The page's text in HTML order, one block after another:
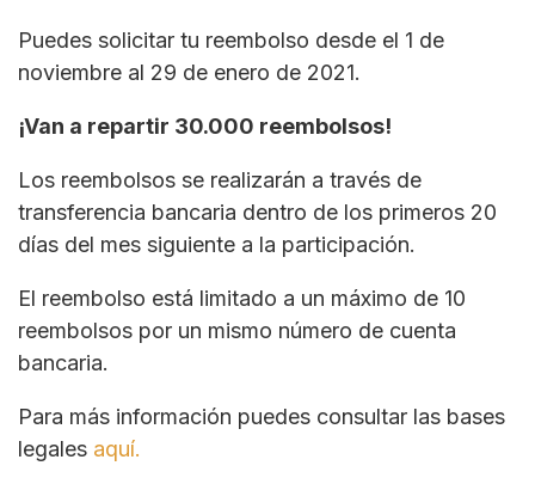
Puedes solicitar tu reembolso desde el 1 de
noviembre al 29 de enero de 2021.
¡Van a repartir 30.000 reembolsos!
Los reembolsos se realizarán a través de
transferencia bancaria dentro de los primeros 20
días del mes siguiente a la participación.
El reembolso está limitado a un máximo de 10
reembolsos por un mismo número de cuenta
bancaria.
Para más información puedes consultar las bases
legales aquí.